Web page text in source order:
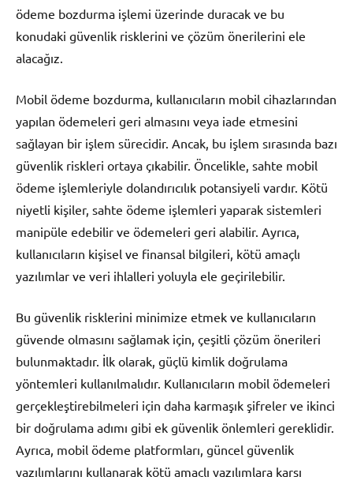
ödeme bozdurma işlemi üzerinde duracak ve bu
konudaki güvenlik risklerini ve çözüm önerilerini ele
alacağız.
Mobil ödeme bozdurma, kullanıcıların mobil cihazlarından
yapılan ödemeleri geri almasını veya iade etmesini
sağlayan bir işlem sürecidir. Ancak, bu işlem sırasında bazı
güvenlik riskleri ortaya çıkabilir. Öncelikle, sahte mobil
ödeme işlemleriyle dolandırıcılık potansiyeli vardır. Kötü
niyetli kişiler, sahte ödeme işlemleri yaparak sistemleri
manipüle edebilir ve ödemeleri geri alabilir. Ayrıca,
kullanıcıların kişisel ve finansal bilgileri, kötü amaçlı
yazılımlar ve veri ihlalleri yoluyla ele geçirilebilir.
Bu güvenlik risklerini minimize etmek ve kullanıcıların
güvende olmasını sağlamak için, çeşitli çözüm önerileri
bulunmaktadır. İlk olarak, güçlü kimlik doğrulama
yöntemleri kullanılmalıdır. Kullanıcıların mobil ödemeleri
gerçekleştirebilmeleri için daha karmaşık şifreler ve ikinci
bir doğrulama adımı gibi ek güvenlik önlemleri gereklidir.
Ayrıca, mobil ödeme platformları, güncel güvenlik
yazılımlarını kullanarak kötü amaçlı yazılımlara karşı